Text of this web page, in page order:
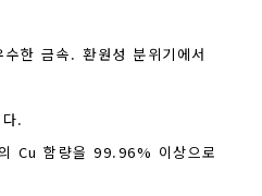
한 금속. 환원성 분위기에서
.
Cu 함량을 99.96% 이상으로